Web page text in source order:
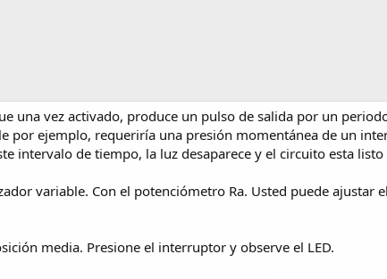
una vez activado, produce un pulso de salida por un
por ejemplo, requeriría una presión momentánea de un
intervalo de tiempo, la luz desaparece y el circuito esta
variable. Con el potenciómetro Ra. Usted puede ajustar
media. Presione el interruptor y observe el LED.